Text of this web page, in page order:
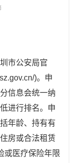
市公安局官
)。申
信息会统一纳
进行排名。申
年龄、持有有
房或合法租赁
或医疗保险年限